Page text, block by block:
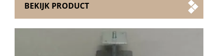
BEKIJK PRODUCT